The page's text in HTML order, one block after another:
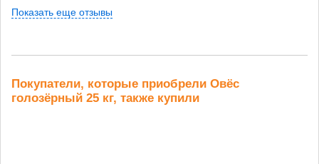
Показать еще отзывы
Покупатели, которые приобрели Овёс
голозёрный 25 кг, также купили